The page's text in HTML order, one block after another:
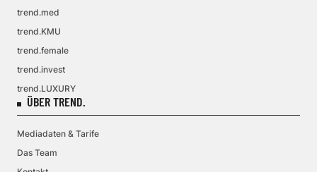
trend.med
trend.KMU
trend.female
trend.invest
trend.LUXURY
ÜBER TREND.
Mediadaten & Tarife
Das Team